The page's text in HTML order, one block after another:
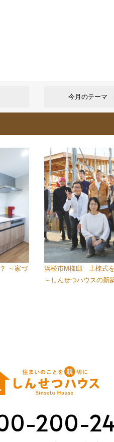
今月のテーマ
～家づ
浜松市M様邸 上棟式を
～しんせつハウスの新
200-